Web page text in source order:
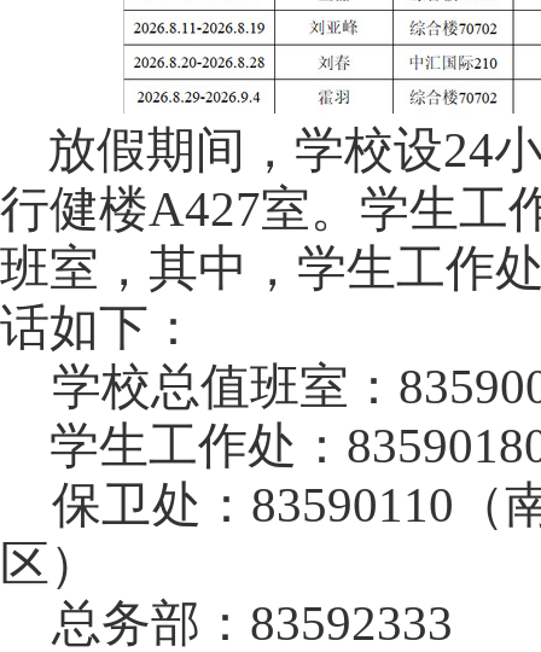
放假期间，学校设24
行健楼A427室。学生工
班室，其中，学生工作
话如下：
学校总值班室：
学生工作处：
保卫处：83590110（
区）
总务部：83592333